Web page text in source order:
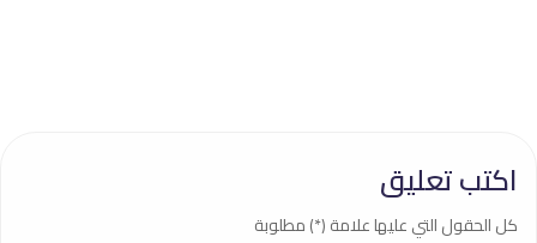
اكتب تعليق
كل الحقول التي عليها علامة (*) مطلوبة